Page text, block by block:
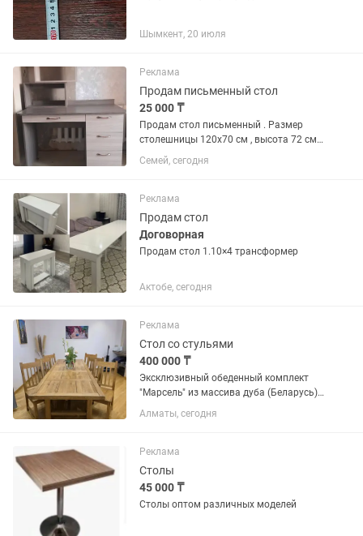
Шымкент, 20 июля
Реклама
Продам письменный стол
25 000 ₸
Продам стол письменный . Размер
столешницы 120х70 см , высота 72 см.
Материал ЛДСП , все в
противоударной кромкой ПВХ , края
Семей, сегодня
Реклама
Продам стол
Договорная
Продам стол 1.10×4 трансформер
Актобе, сегодня
Реклама
Стол со стульями
400 000 ₸
Эксклюзивный обеденный комплект
"Марсель" из массива дуба (Беларусь)
Предлагается к продаже стильный и
благородный комплект: массивный
выполненные из натурального...
Алматы, сегодня
Реклама
Столы
45 000 ₸
Столы оптом различных моделей